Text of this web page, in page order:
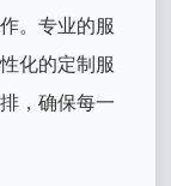
。专业的服
化的定制服
，确保每一